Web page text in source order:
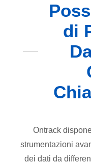
di
Ontrack
strumentazioni
dei dati da